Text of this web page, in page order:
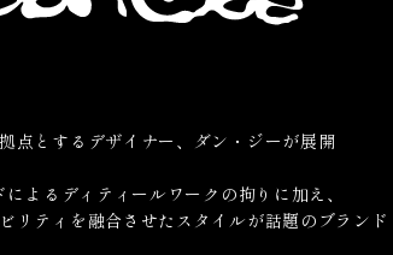
点とするデザイナー、ダン・ジーが展開
よるディティールワークの拘りに加え、
リティを融合させたスタイルが話題のブランド